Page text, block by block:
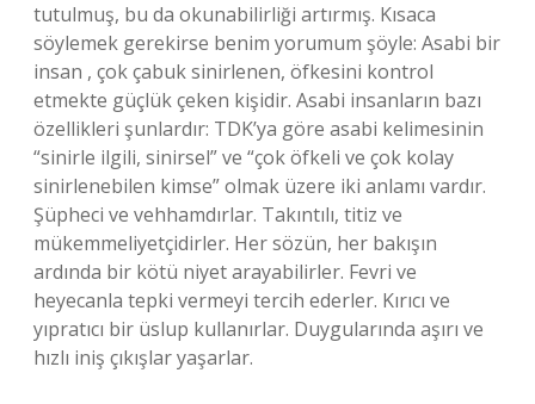
tutulmuş, bu da okunabilirliği artırmış. Kısaca
söylemek gerekirse benim yorumum şöyle: Asabi bir
insan , çok çabuk sinirlenen, öfkesini kontrol
etmekte güçlük çeken kişidir. Asabi insanların bazı
özellikleri şunlardır: TDK’ya göre asabi kelimesinin
“sinirle ilgili, sinirsel” ve “çok öfkeli ve çok kolay
sinirlenebilen kimse” olmak üzere iki anlamı vardır.
Şüpheci ve vehhamdırlar. Takıntılı, titiz ve
mükemmeliyetçidirler. Her sözün, her bakışın
ardında bir kötü niyet arayabilirler. Fevri ve
heyecanla tepki vermeyi tercih ederler. Kırıcı ve
yıpratıcı bir üslup kullanırlar. Duygularında aşırı ve
hızlı iniş çıkışlar yaşarlar.